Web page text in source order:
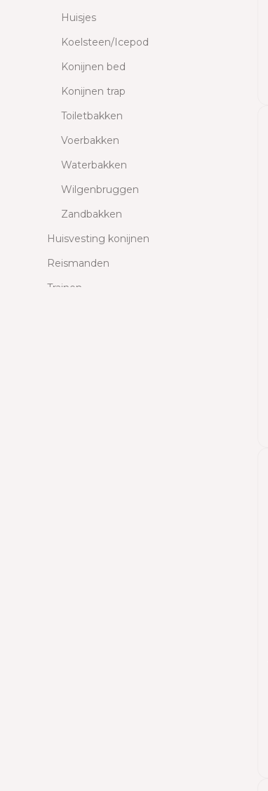
Huisjes
Koelsteen/Icepod
Konijnen bed
Konijnen trap
Toiletbakken
Voerbakken
Waterbakken
Wilgenbruggen
Zandbakken
Huisvesting konijnen
Reismanden
Trainen